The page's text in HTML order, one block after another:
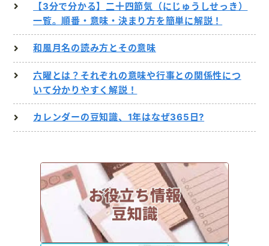
【3分で分かる】二十四節気（にじゅうしせっき）
一覧。順番・意味・決まり方を簡単に解説！
和風月名の読み方とその意味
六曜とは？それぞれの意味や行事との関係性につ
いて分かりやすく解説！
カレンダーの豆知識、1年はなぜ365日?